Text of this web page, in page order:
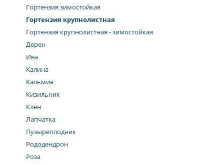
Гортензия зимостойкая
Гортензия крупнолистная
Гортензия крупнолистная - зимостойкая
Дерен
Ива
Калина
Кальмия
Кизильник
Клен
Лапчатка
Пузыреплодник
Рододендрон
Роза